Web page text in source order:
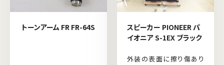
トーンアーム FR FR-64S
スピーカー PIONEER パ
イオニア S-1EX ブラック
外装の表面に擦り傷あり